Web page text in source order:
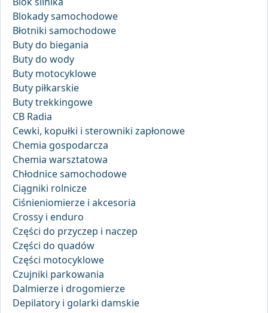
Blokady samochodowe
Błotniki samochodowe
Buty do biegania
Buty do wody
Buty motocyklowe
Buty piłkarskie
Buty trekkingowe
CB Radia
Cewki, kopułki i sterowniki zapłonowe
Chemia gospodarcza
Chemia warsztatowa
Chłodnice samochodowe
Ciągniki rolnicze
Ciśnieniomierze i akcesoria
Crossy i enduro
Części do przyczep i naczep
Części do quadów
Części motocyklowe
Czujniki parkowania
Dalmierze i drogomierze
Depilatory i golarki damskie